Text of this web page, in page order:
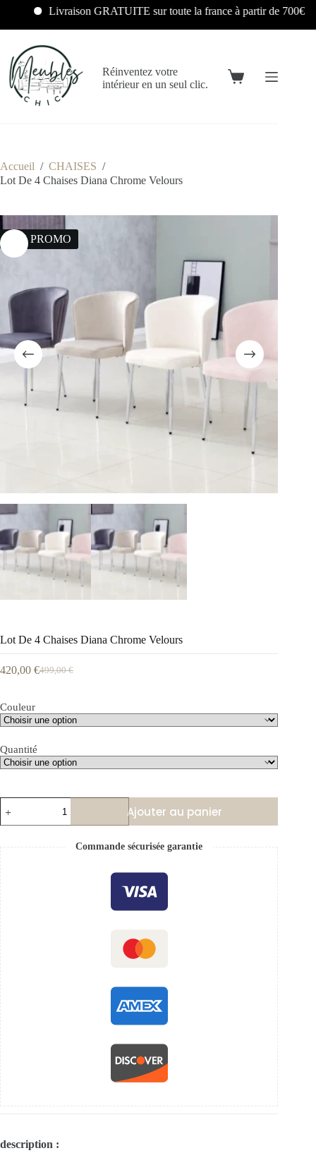
Livraison GRATUITE sur toute la france à partir de 700€
Réinventez votre
intérieur en un seul clic.
Accueil / CHAISES /
Lot De 4 Chaises Diana Chrome Velours
16% PROMO
Lot De 4 Chaises Diana Chrome Velours
499,00€
420,00 €
Couleur
Quantité
Ajouter au panier
Commande sécurisée garantie
description :